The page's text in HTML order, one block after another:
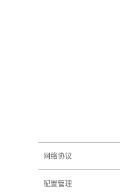
网络协议
配置管理